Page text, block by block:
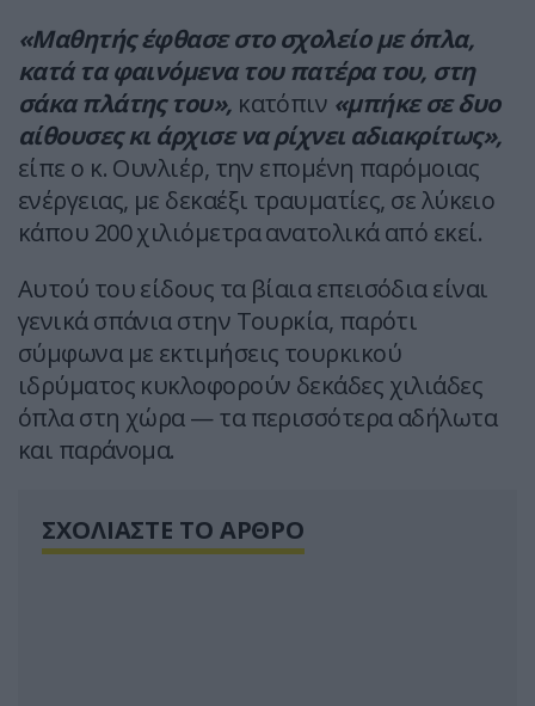
«Μαθητής έφθασε στο σχολείο με όπλα,
κατά τα φαινόμενα του πατέρα του, στη
σάκα πλάτης του», κατόπιν «μπήκε σε δυο
αίθουσες κι άρχισε να ρίχνει αδιακρίτως»,
είπε ο κ. Ουνλιέρ, την επομένη παρόμοιας
ενέργειας, με δεκαέξι τραυματίες, σε λύκειο
κάπου 200 χιλιόμετρα ανατολικά από εκεί.
Αυτού του είδους τα βίαια επεισόδια είναι
γενικά σπάνια στην Τουρκία, παρότι
σύμφωνα με εκτιμήσεις τουρκικού
ιδρύματος κυκλοφορούν δεκάδες χιλιάδες
όπλα στη χώρα — τα περισσότερα αδήλωτα
και παράνομα.
ΣΧΟΛΙΑΣΤΕ ΤΟ ΑΡΘΡΟ